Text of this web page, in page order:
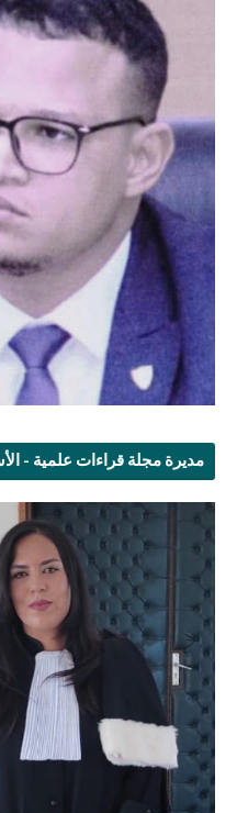
مديرة مجلة قراءات علمية -